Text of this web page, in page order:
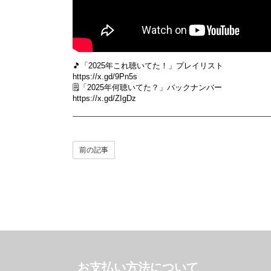
🎵「2025年これ聴いてた！」プレイリスト
https://x.gd/9Pn5s
🗒️「2025年何聴いてた？」バックナンバー
https://x.gd/ZIgDz
前の記事
お支払い方法について